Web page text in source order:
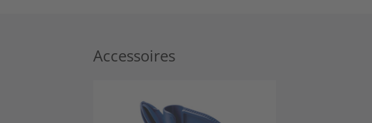
Accessoires